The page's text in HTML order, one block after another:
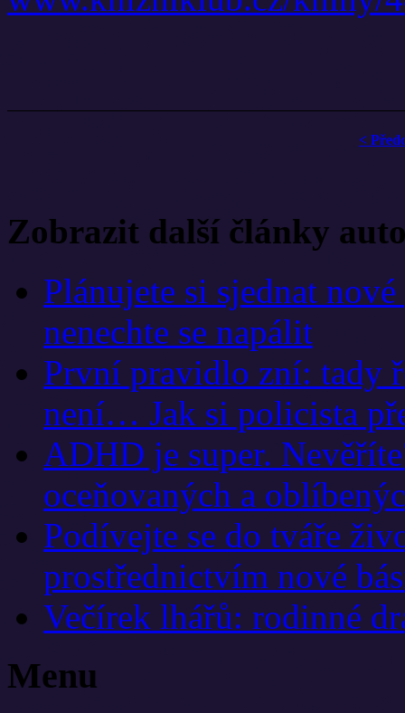
<
Zobrazit další články
Plánujete si sjednat
nenechte se napálit
První pravidlo zní: tady
není… Jak si policista
ADHD je super.
oceňovaných a
Podívejte se do tváře
prostřednictvím nové
Večírek lhářů: rodinné
Menu